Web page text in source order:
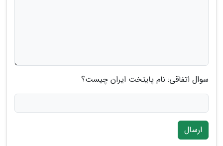
سوال اتفاقی: نام پایتخت ایران چیست؟
ارسال